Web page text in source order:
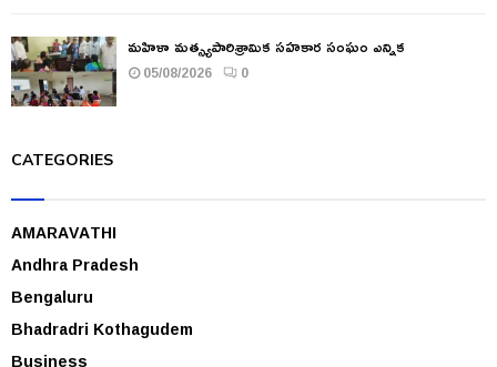
మహిళా మత్స్యపారిశ్రామిక సహకార సంఘం ఎన్నిక
05/08/2026 0
CATEGORIES
AMARAVATHI
Andhra Pradesh
Bengaluru
Bhadradri Kothagudem
Business